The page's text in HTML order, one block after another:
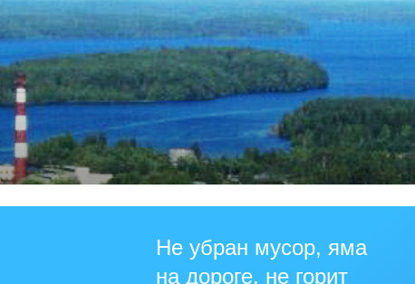
Не убран мусор, яма
на дороге, не горит